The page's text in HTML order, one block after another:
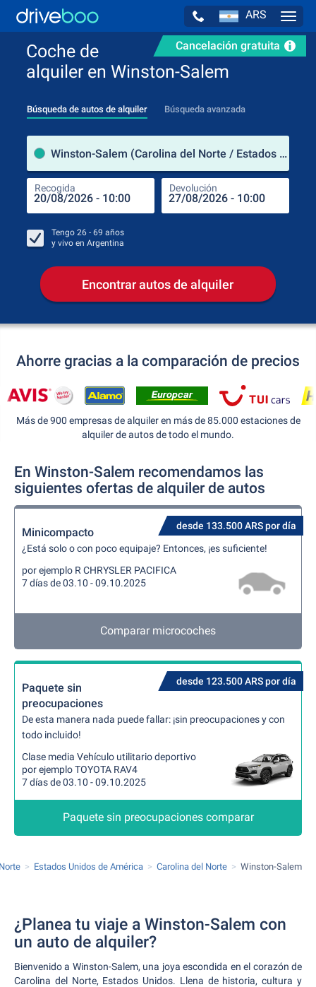
ARS
Cancelación gratuita
Coche de
alquiler en Winston-Salem
Búsqueda de autos de alquiler Búsqueda avanzada
Winston-Salem (Carolina del Norte / Estados Unidos de América)
Recogida Devolución
Tengo 26 - 69 años
y vivo en Argentina
Encontrar autos de alquiler
Ahorre gracias a la comparación de precios
Más de 900 empresas de alquiler en más de 85.000 estaciones de
alquiler de autos de todo el mundo.
En Winston-Salem recomendamos las
siguientes ofertas de alquiler de autos
desde 133.500 ARS por día
Minicompacto
¿Está solo o con poco equipaje? Entonces, ¡es suficiente!
por ejemplo R CHRYSLER PACIFICA
7 días de 03.10 - 09.10.2025
Comparar microcoches
desde 123.500 ARS por día
Paquete sin
preocupaciones
De esta manera nada puede fallar: ¡sin preocupaciones y con
todo incluido!
Clase media Vehículo utilitario deportivo
por ejemplo TOYOTA RAV4
7 días de 03.10 - 09.10.2025
Paquete sin preocupaciones comparar
Estados Unidos de América Carolina del Norte Winston-Salem
¿Planea tu viaje a Winston-Salem con
un auto de alquiler?
Bienvenido a Winston-Salem, una joya escondida en el corazón de
Carolina del Norte, Estados Unidos. Llena de historia, cultura y